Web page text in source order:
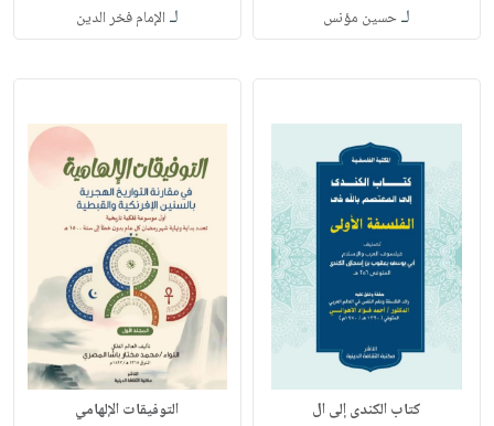
لـحسين مؤنس لـ الإمام فخر الدين
كتاب الكندى إلى ال التوفيقات الإلهامي